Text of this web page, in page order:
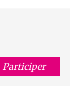
Participer